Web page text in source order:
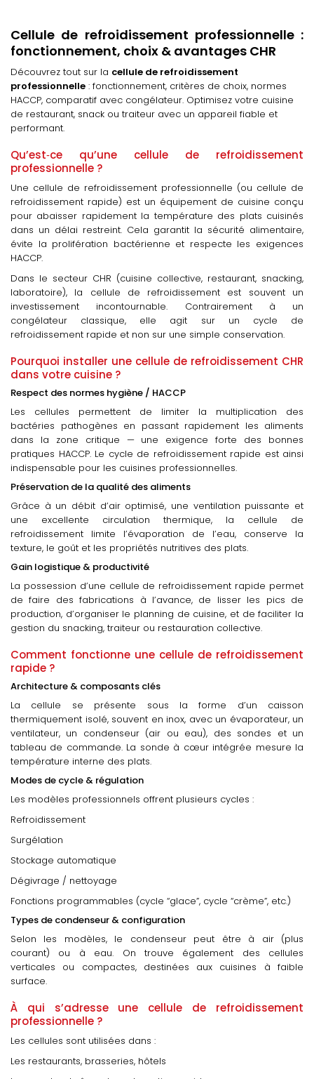
Cellule de refroidissement professionnelle :
fonctionnement, choix & avantages CHR
Découvrez tout sur la cellule de refroidissement
professionnelle : fonctionnement, critères de choix, normes
HACCP, comparatif avec congélateur. Optimisez votre cuisine
de restaurant, snack ou traiteur avec un appareil fiable et
performant.
Qu’est‑ce qu’une cellule de refroidissement
professionnelle ?
Une cellule de refroidissement professionnelle (ou cellule de
refroidissement rapide) est un équipement de cuisine conçu
pour abaisser rapidement la température des plats cuisinés
dans un délai restreint. Cela garantit la sécurité alimentaire,
évite la prolifération bactérienne et respecte les exigences
HACCP.
Dans le secteur CHR (cuisine collective, restaurant, snacking,
laboratoire), la cellule de refroidissement est souvent un
investissement incontournable. Contrairement à un
congélateur classique, elle agit sur un cycle de
refroidissement rapide et non sur une simple conservation.
Pourquoi installer une cellule de refroidissement CHR
dans votre cuisine ?
Respect des normes hygiène / HACCP
Les cellules permettent de limiter la multiplication des
bactéries pathogènes en passant rapidement les aliments
dans la zone critique — une exigence forte des bonnes
pratiques HACCP. Le cycle de refroidissement rapide est ainsi
indispensable pour les cuisines professionnelles.
Préservation de la qualité des aliments
Grâce à un débit d’air optimisé, une ventilation puissante et
une excellente circulation thermique, la cellule de
refroidissement limite l’évaporation de l’eau, conserve la
texture, le goût et les propriétés nutritives des plats.
Gain logistique & productivité
La possession d’une cellule de refroidissement rapide permet
de faire des fabrications à l’avance, de lisser les pics de
production, d’organiser le planning de cuisine, et de faciliter la
gestion du snacking, traiteur ou restauration collective.
Comment fonctionne une cellule de refroidissement
rapide ?
Architecture & composants clés
La cellule se présente sous la forme d’un caisson
thermiquement isolé, souvent en inox, avec un évaporateur, un
ventilateur, un condenseur (air ou eau), des sondes et un
tableau de commande. La sonde à cœur intégrée mesure la
température interne des plats.
Modes de cycle & régulation
Les modèles professionnels offrent plusieurs cycles :
Refroidissement
Surgélation
Stockage automatique
Dégivrage / nettoyage
Fonctions programmables (cycle “glace”, cycle “crème”, etc.)
Types de condenseur & configuration
Selon les modèles, le condenseur peut être à air (plus
courant) ou à eau. On trouve également des cellules
verticales ou compactes, destinées aux cuisines à faible
surface.
À qui s’adresse une cellule de refroidissement
professionnelle ?
Les cellules sont utilisées dans :
Les restaurants, brasseries, hôtels